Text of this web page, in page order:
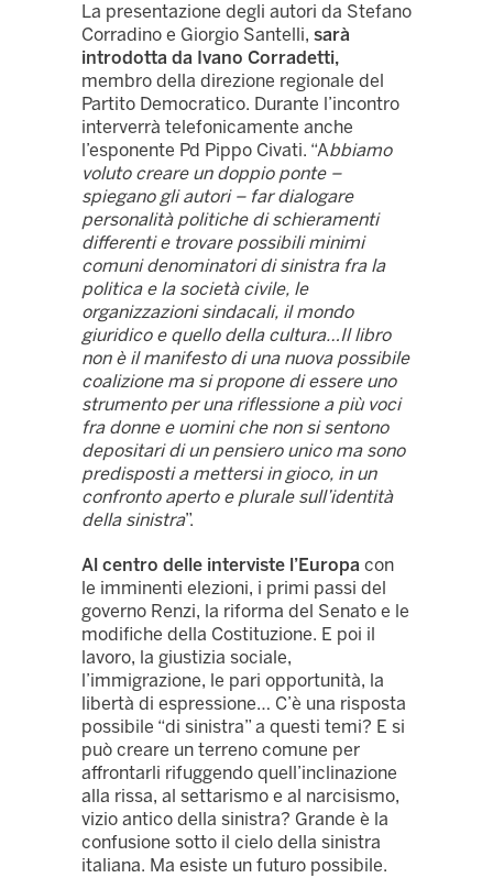
La presentazione degli autori da Stefano
Corradino e Giorgio Santelli, sarà
introdotta da Ivano Corradetti,
membro della direzione regionale del
Partito Democratico. Durante l’incontro
interverrà telefonicamente anche
l’esponente Pd Pippo Civati. “Abbiamo
voluto creare un doppio ponte –
spiegano gli autori – far dialogare
personalità politiche di schieramenti
differenti e trovare possibili minimi
comuni denominatori di sinistra fra la
politica e la società civile, le
organizzazioni sindacali, il mondo
giuridico e quello della cultura…Il libro
non è il manifesto di una nuova possibile
coalizione ma si propone di essere uno
strumento per una riflessione a più voci
fra donne e uomini che non si sentono
depositari di un pensiero unico ma sono
predisposti a mettersi in gioco, in un
confronto aperto e plurale sull’identità
della sinistra”.
Al centro delle interviste l’Europa con
le imminenti elezioni, i primi passi del
governo Renzi, la riforma del Senato e le
modifiche della Costituzione. E poi il
lavoro, la giustizia sociale,
l’immigrazione, le pari opportunità, la
libertà di espressione… C’è una risposta
possibile “di sinistra” a questi temi? E si
può creare un terreno comune per
affrontarli rifuggendo quell’inclinazione
alla rissa, al settarismo e al narcisismo,
vizio antico della sinistra? Grande è la
confusione sotto il cielo della sinistra
italiana. Ma esiste un futuro possibile.